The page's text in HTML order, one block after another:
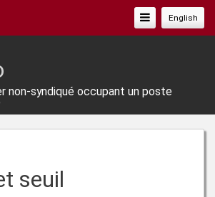
English
Basculer
La
non-syndiqué occupant un poste
seuil